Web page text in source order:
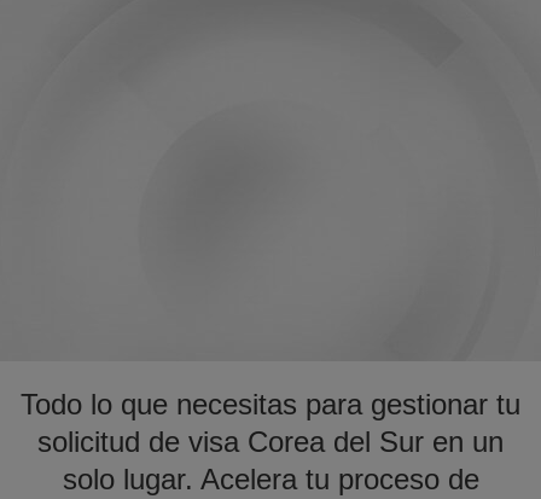
Todo lo que necesitas para gestionar tu
solicitud de visa Corea del Sur en un
solo lugar. Acelera tu proceso de